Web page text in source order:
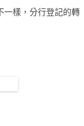
一樣，分行登記的轉